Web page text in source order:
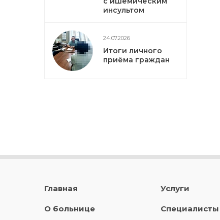
инсультом
24.07.2026
Итоги личного
приёма граждан
Главная
О больнице
Услуги
Специалисты